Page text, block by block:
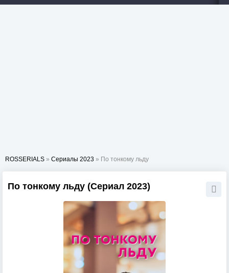
ROSSERIALS » Сериалы 2023 » По тонкому льду
По тонкому льду (Сериал 2023)